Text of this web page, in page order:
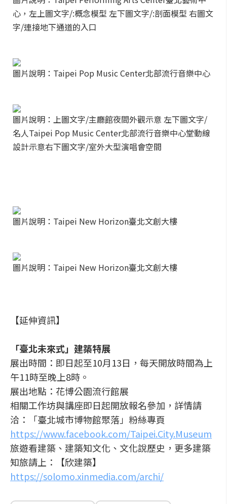
心，左上圖文字/:概念模型 左下圖文字/:剖面模型 右圖文
字/連接地下通道的入口
圖片說明：Taipei Pop Music Center北部流行音樂中心
圖片說明：上圖文字/主廳館夜間外觀示意 左下圖文字/
名人Taipei Pop Music Center北部流行音樂中心堂動線
設計示意右下圖文字/室外大型演唱會空間
圖片說明：Taipei New Horizon臺北文創大樓
圖片說明：Taipei New Horizon臺北文創大樓
【延伸資訊】
「臺北未來式」建築特展
展出時間：即日起至10月13日，每天開放時間為上
午11時至晚上8時。
展出地點：花博公園流行館展
相關工作坊與講座即日起開放報名參加，詳情請
洽：「臺北城市博物館聚落」粉絲專頁
https://www.facebook.com/Taipei.City.Museum
旅遊看建築、建築知文化、文化說歷史，更多建築
知旅請上：【欣建築】
https://solomo.xinmedia.com/archi/